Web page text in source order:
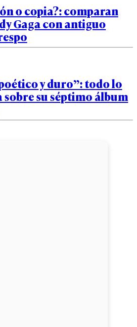
o copia?: comparan
Gaga con antiguo
y duro”: todo lo
sobre su séptimo álbum